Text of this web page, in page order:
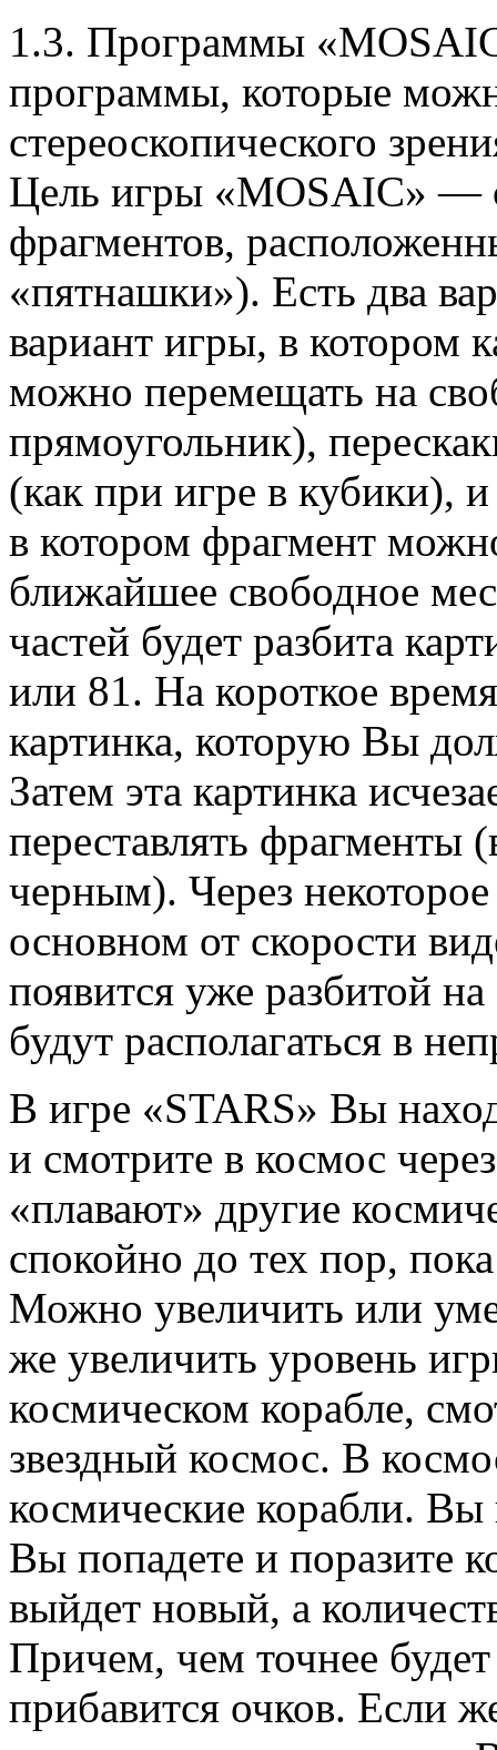
1.3. Программы
программы, которые
стереоскопического
Цель игры «MOSAIC» —
фрагментов,
«пятнашки»). Есть два
вариант игры, в котором
можно перемещать на
прямоугольник),
(как при игре в кубики),
в котором фрагмент
ближайшее свободное
частей будет разбита
или 81. На короткое
картинка, которую Вы
Затем эта картинка
переставлять фрагменты
черным). Через
основном от скорости
появится уже разбитой
будут располагаться в
В игре «STARS» Вы
и смотрите в космос
«плавают» другие
спокойно до тех пор,
Можно увеличить или
же увеличить уровень
космическом корабле,
звездный космос. В
космические корабли. Вы
Вы попадете и поразите
выйдет новый, а
Причем, чем точнее
прибавится очков. Если